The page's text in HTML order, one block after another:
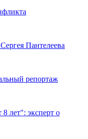
Пантелеева
репортаж
лет": эксперт о